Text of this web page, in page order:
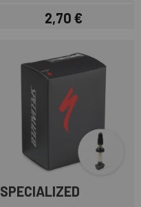
Preu
2,70 €
SPECIALIZED